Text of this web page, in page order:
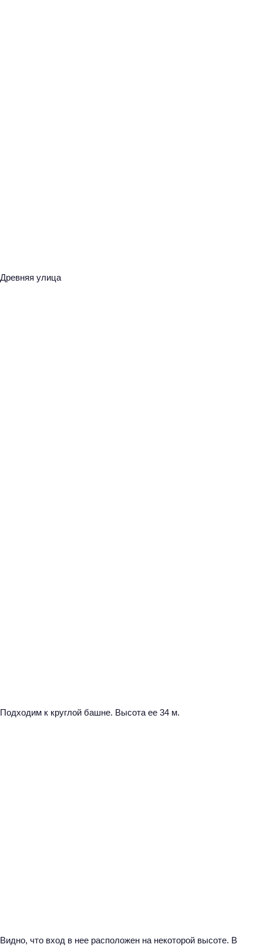
Древняя улица
Подходим к круглой башне. Высота ее 34 м.
Видно, что вход в нее расположен на некоторой высоте. В